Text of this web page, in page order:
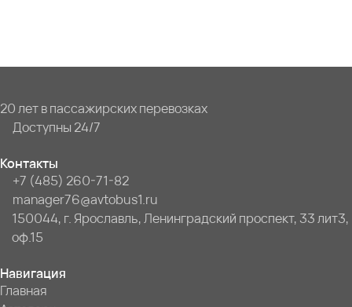
20 лет в пассажирских перевозках
Доступны 24/7
Контакты
+7 (485) 260-71-82
manager76@avtobus1.ru
150044, г. Ярославль, Ленинградский проспект, 33 лит3,
оф.15
Навигация
Главная